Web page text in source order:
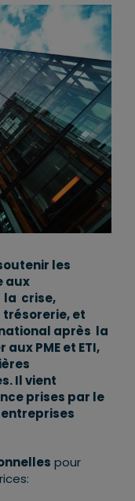
les
aux
la crise,
et
après la
PME et ETI,
Il vient
prises par le
pour